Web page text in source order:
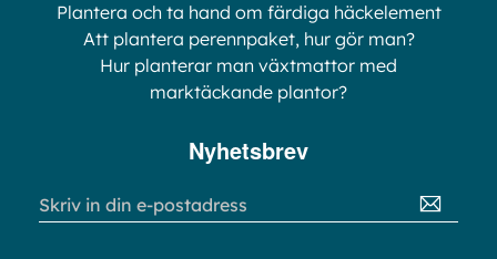
Plantera och ta hand om färdiga häckelement
Att plantera perennpaket, hur gör man?
Hur planterar man växtmattor med
marktäckande plantor?
Nyhetsbrev
Up